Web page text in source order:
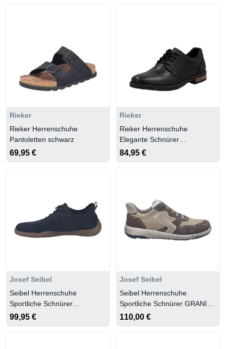
Rieker
Rieker Herrenschuhe
Pantoletten schwarz
69,95 €
Rieker
Rieker Herrenschuhe
Elegante Schnürer
nero/schwarz
84,95 €
Josef Seibel
Seibel Herrenschuhe
Sportliche Schnürer
NACHTBLAU
99,95 €
Josef Seibel
Seibel Herrenschuhe
Sportliche Schnürer GRANIT-
MULTI
110,00 €